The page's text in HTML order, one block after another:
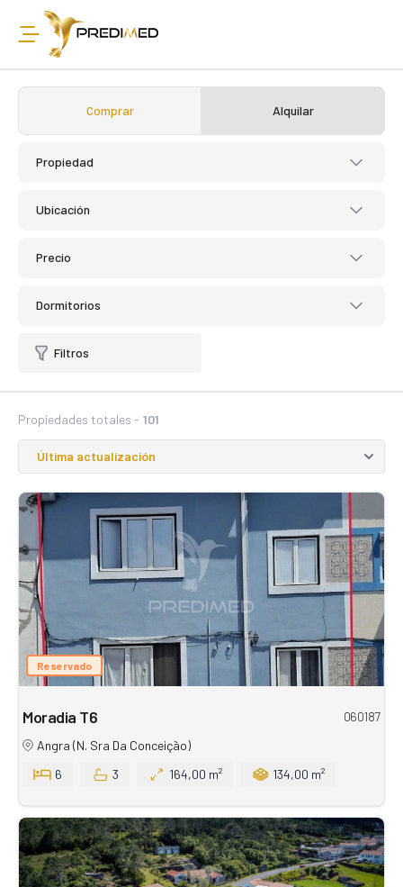
Comprar Alquilar
Propiedad
Ubicación
Precio
Dormitorios
Filtros
Propiedades totales - 101
Reservado
Moradia T6
060187
Angra (N. Sra Da Conceição)
6
3 164,00 m² 134,00 m²